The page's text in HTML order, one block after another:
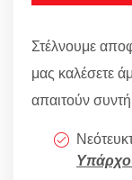
Στέλνουμε
μας καλέσετε
απαιτούν